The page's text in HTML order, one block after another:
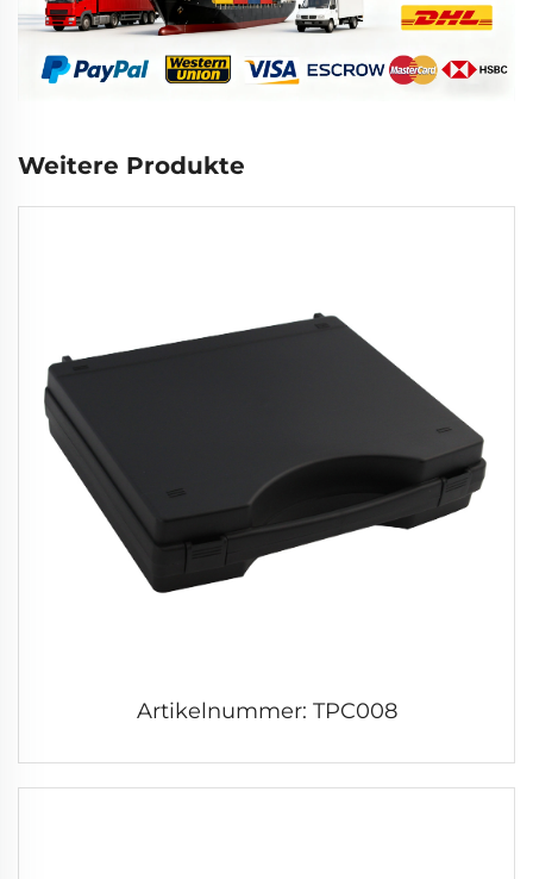
Weitere Produkte
Artikelnummer: TPC008